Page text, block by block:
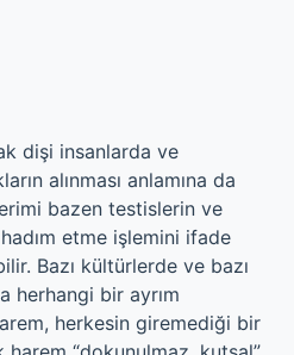
dişi insanlarda ve
alınması anlamına da
bazen testislerin ve
etme işlemini ifade
Bazı kültürlerde ve bazı
herhangi bir ayrım
herkesin giremediği bir